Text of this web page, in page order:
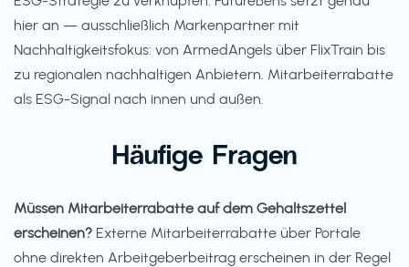
hier an — ausschließlich Markenpartner mit
Nachhaltigkeitsfokus: von ArmedAngels über FlixTrain bis
zu regionalen nachhaltigen Anbietern. Mitarbeiterrabatte
als ESG-Signal nach innen und außen.
Häufige Fragen
Müssen Mitarbeiterrabatte auf dem Gehaltszettel
erscheinen? Externe Mitarbeiterrabatte über Portale
ohne direkten Arbeitgeberbeitrag erscheinen in der Regel